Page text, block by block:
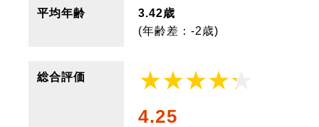
平均年齢
3.42歳
(年齢差：-2歳)
総合評価
4.25